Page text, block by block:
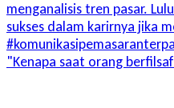
"Kenapa saat orang